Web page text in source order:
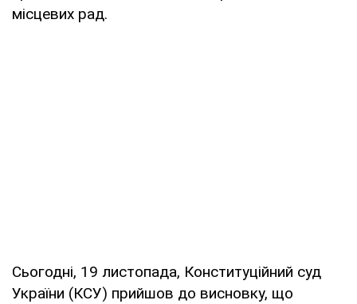
місцевих рад.
Сьогодні, 19 листопада, Конституційний суд
України (КСУ) прийшов до висновку, що